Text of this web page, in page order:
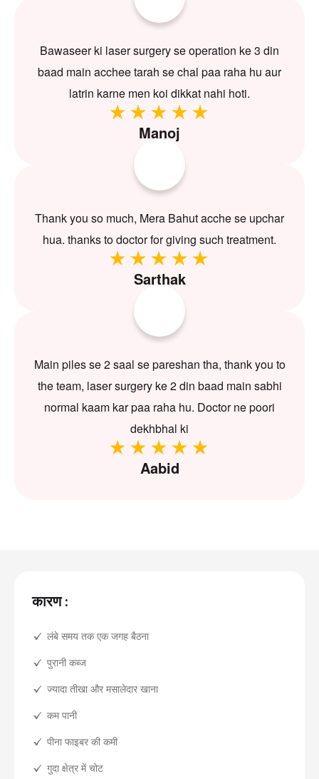
Bawaseer ki laser surgery se operation ke 3 din
baad main acchee tarah se chal paa raha hu aur
latrin karne men koi dikkat nahi hoti.
Manoj
Thank you so much, Mera Bahut acche se upchar
hua. thanks to doctor for giving such treatment.
Sarthak
Main piles se 2 saal se pareshan tha, thank you to
the team, laser surgery ke 2 din baad main sabhi
normal kaam kar paa raha hu. Doctor ne poori
dekhbhal ki
Aabid
कारण :
लंबे समय तक एक जगह बैठना
पुरानी कब्ज
ज्यादा तीखा और मसालेदार खाना
कम पानी
पीना फाइबर की कमी
गुदा क्षेत्र में चोट